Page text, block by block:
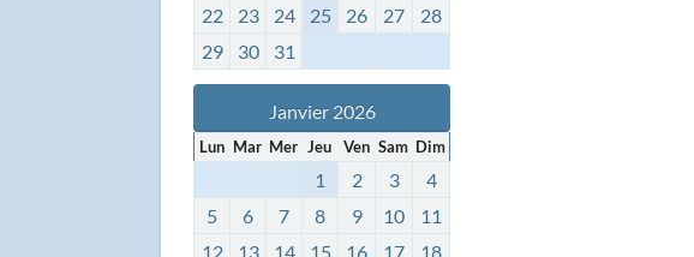
22
23 24 25 26 27
28
29
30 31
Janvier 2026
Lun Mar Mer Jeu Ven Sam Dim
1 2 3
4
5
6 7 8 9 10
11
12
13 14 15 16 17 18